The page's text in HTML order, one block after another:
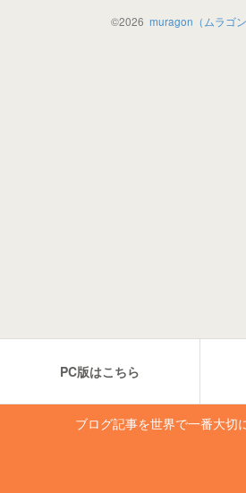
©2026 muragon（ムラゴン
PC版はこちら
ブログ記事を世界で一番大切